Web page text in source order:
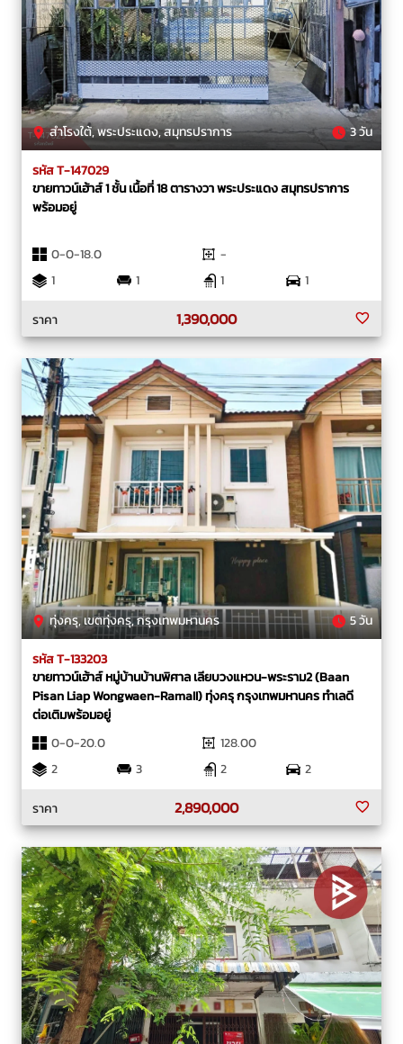
สำโรงใต้, พระประแดง, สมุทรปราการ 3 วัน
รหัส T-147029
ขายทาวน์เฮ้าส์ 1 ชั้น เนื้อที่ 18 ตารางวา พระประแดง สมุทรปราการ
พร้อมอยู่
0-0-18.0
-
1
1 1
1
ราคา
1,390,000
ทุ่งครุ, เขตทุ่งครุ, กรุงเทพมหานคร 5 วัน
รหัส T-133203
ขายทาวน์เฮ้าส์ หมู่บ้านบ้านพิศาล เลียบวงแหวน-พระราม2 (Baan
Pisan Liap Wongwaen-RamaII) ทุ่งครุ กรุงเทพมหานคร ทำเลดี
ต่อเติมพร้อมอยู่
0-0-20.0
128.00
2
3 2
2
ราคา
2,890,000